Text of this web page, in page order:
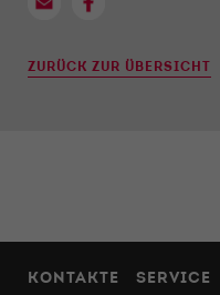
ZURÜCK ZUR ÜBERSICHT
KONTAKTE SERVICE